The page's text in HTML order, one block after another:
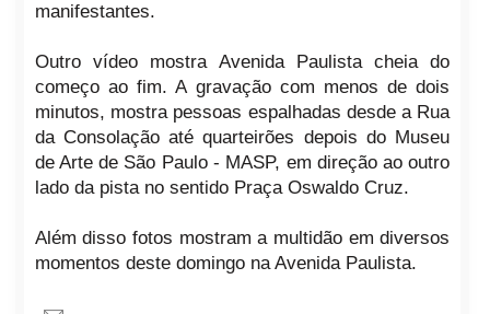
manifestantes.
Outro vídeo mostra Avenida Paulista cheia do
começo ao fim. A gravação com menos de dois
minutos, mostra pessoas espalhadas desde a Rua
da Consolação até quarteirões depois do Museu
de Arte de São Paulo - MASP, em direção ao outro
lado da pista no sentido Praça Oswaldo Cruz.
Além disso fotos mostram a multidão em diversos
momentos deste domingo na Avenida Paulista.